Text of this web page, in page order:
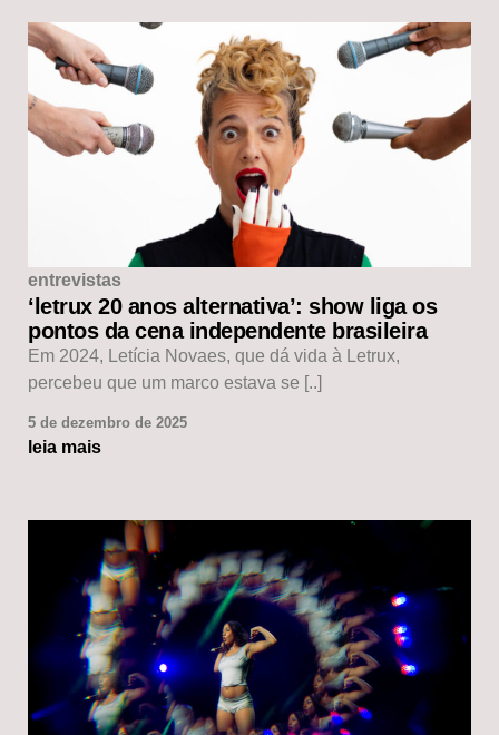
entrevistas
‘letrux 20 anos alternativa’: show liga os
pontos da cena independente brasileira
Em 2024, Letícia Novaes, que dá vida à Letrux,
percebeu que um marco estava se [..]
5 de dezembro de 2025
leia mais